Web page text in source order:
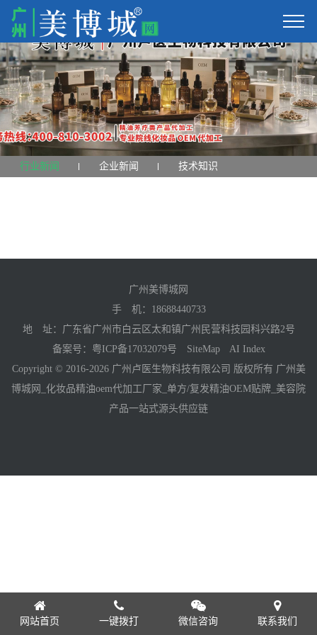
行业新闻 企业新闻 技术知识
广州美博城网
手 机： 18688440733
地 址：广东省广州市白云区太和镇广州民营科技园科兴路2号
备案号： 粤ICP备17032079号 SiteMap
AI Index
Copyright © 2016-2026 广州卢医生物科技有限公司 版权所有 广州美
博城网_化妆品精油oem代加工厂家_单方/复发精油OEM贴牌_美容院
产品一站式源头供应链
网站首页 一键拨打 微信咨询 联系我们